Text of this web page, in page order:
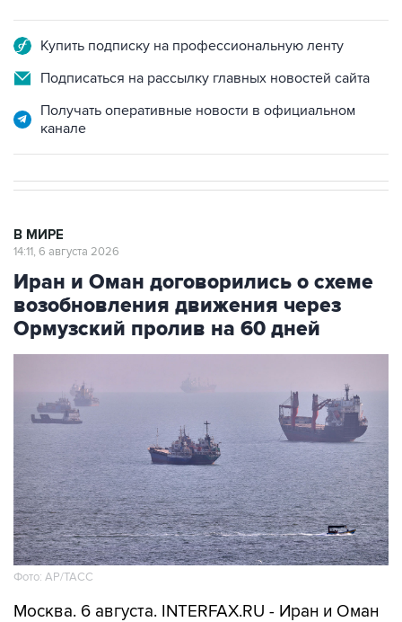
Купить подписку на профессиональную ленту
Подписаться на рассылку главных новостей сайта
Получать оперативные новости в официальном
канале
В МИРЕ
14:11, 6 августа 2026
Иран и Оман договорились о схеме
возобновления движения через
Ормузский пролив на 60 дней
Фото: AP/ТАСС
Москва. 6 августа. INTERFAX.RU - Иран и Оман